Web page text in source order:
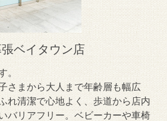
ベイタウン店
。
さまから大人まで年齢層も幅広
れ清潔で心地よく、歩道から店内
バリアフリー。ベビーカーや車椅